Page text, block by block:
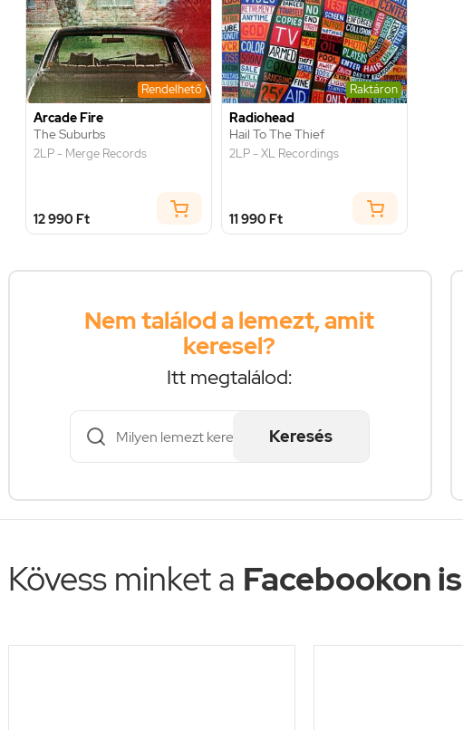
Rendelhető
Arcade Fire
The Suburbs
2LP - Merge Records
12 990 Ft
Raktáron
Radiohead
Hail To The Thief
2LP - XL Recordings
11 990 Ft
Nem találod a lemezt, amit
keresel?
Itt megtalálod:
Keresés
Kövess minket a Facebookon is